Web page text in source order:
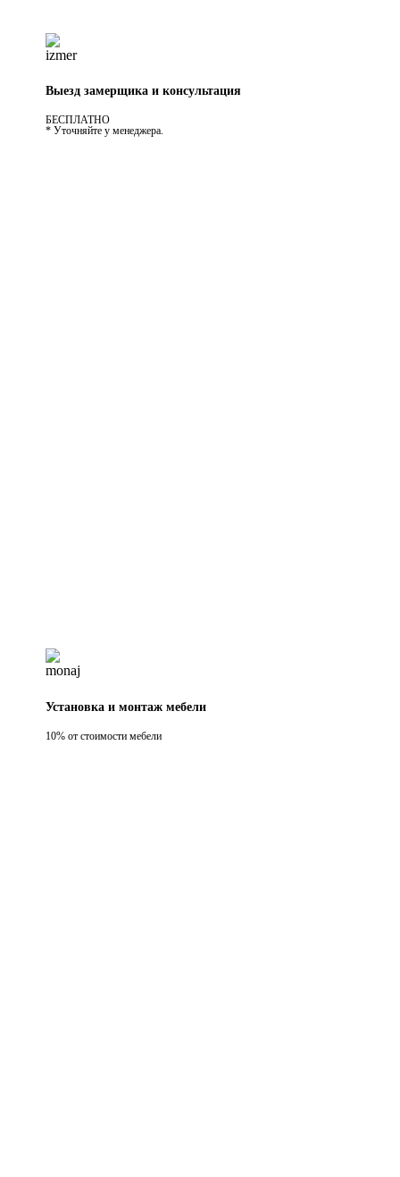
Выезд замерщика и консультация
БЕСПЛАТНО
* Уточняйте у менеджера.
Установка и монтаж мебели
10% от стоимости мебели